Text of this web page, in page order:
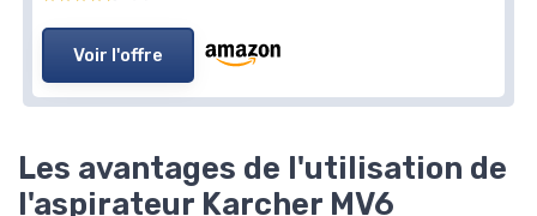
Voir l'offre
Les avantages de l'utilisation de
l'aspirateur Karcher MV6